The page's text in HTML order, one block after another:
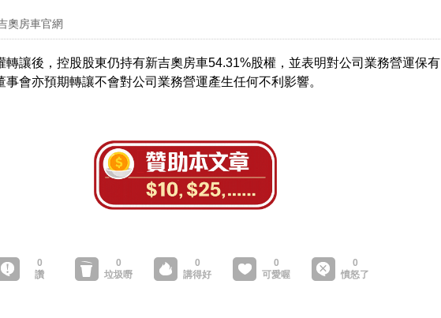
奧房車官網
轉讓後，控股股東仍持有新吉奧房車54.31%股權，並表明對公司業務營運保有
事會亦預期轉讓不會對公司業務營運產生任何不利影響。